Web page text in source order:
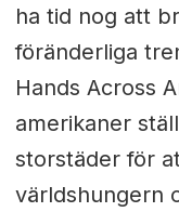
ha tid nog att
föränderliga
Hands Across
amerikaner
storstäder för
världshungern